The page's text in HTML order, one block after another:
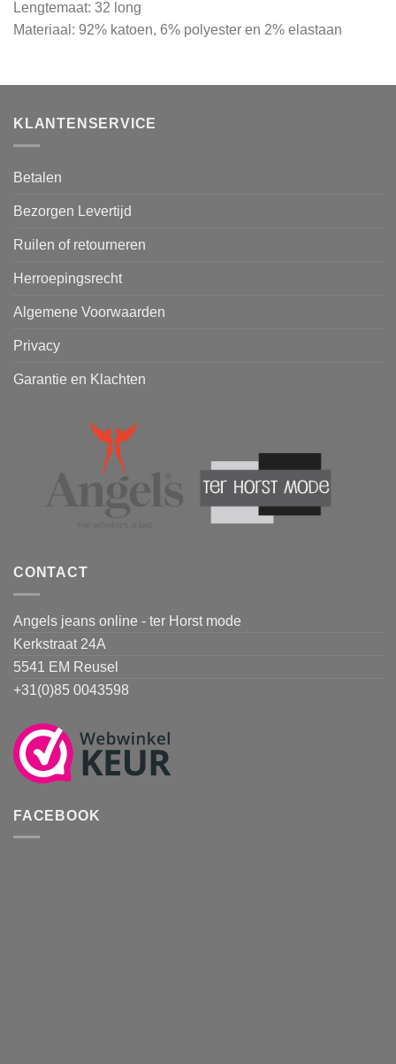
Lengtemaat: 32 long
Materiaal: 92% katoen, 6% polyester en 2% elastaan
KLANTENSERVICE
Betalen
Bezorgen Levertijd
Ruilen of retourneren
Herroepingsrecht
Algemene Voorwaarden
Privacy
Garantie en Klachten
CONTACT
Angels jeans online - ter Horst mode
Kerkstraat 24A
5541 EM Reusel
+31(0)85 0043598
FACEBOOK